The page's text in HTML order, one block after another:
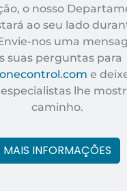
o nosso
ao seu lado
nos uma
suas perguntas para
e
especialistas lhe
caminho.
MAIS INFORMAÇÕES